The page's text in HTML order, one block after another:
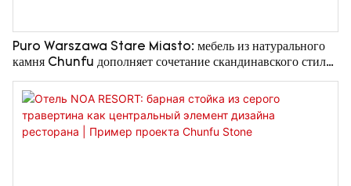
Puro Warszawa Stare Miasto: мебель из натурального
камня Chunfu дополняет сочетание скандинавского стиля
и наследия